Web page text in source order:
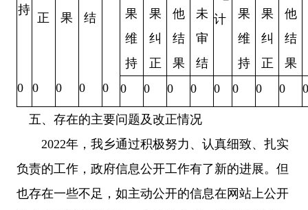
持
正 果 结
果
维
持
果
纠
正
他
结
果
未
审
结
计
果
维
持
果
纠
正
他
结
果
0
0 0 0 0 0 0 0 0 0 0 0 0 0
五、存在的主要问题及改正情况
2022年，我乡通过积极努力、认真细致、扎实
负责的工作，政府信息公开工作有了新的进展。但
也存在一些不足，如主动公开的信息在网站上公开